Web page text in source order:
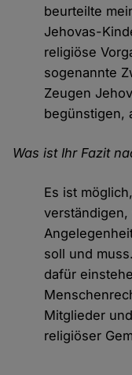
beurteilte
Jehovas-
religiöse
sogenannte
Zeugen
begünstigen,
Was ist Ihr Fazit
Es ist
verständigen,
soll und
dafür
Mitglieder
religiöser